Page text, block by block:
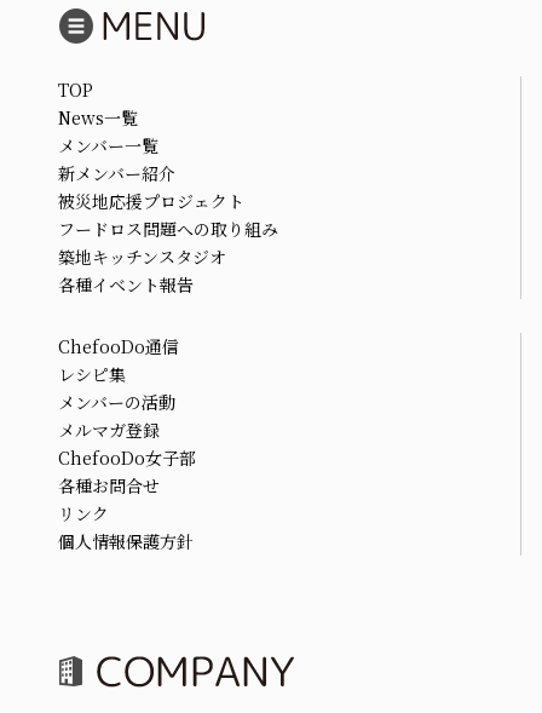
TOP
News一覧
メンバー一覧
新メンバー紹介
被災地応援プロジェクト
フードロス問題への取り組み
築地キッチンスタジオ
各種イベント報告
ChefooDo通信
レシピ集
メンバーの活動
メルマガ登録
ChefooDo女子部
各種お問合せ
リンク
個人情報保護方針